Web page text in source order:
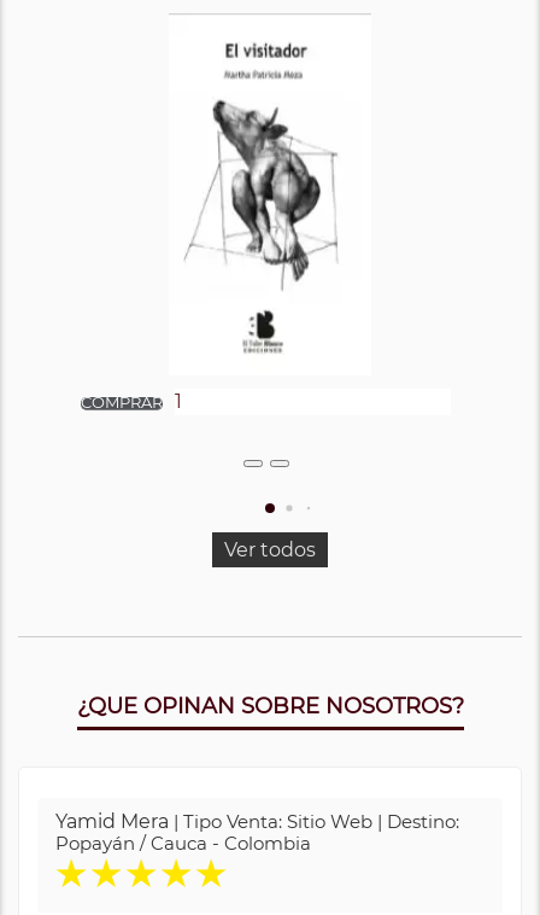
Ver todos
¿QUE OPINAN SOBRE NOSOTROS?
Yamid Mera | Tipo Venta: Sitio Web | Destino:
Popayán / Cauca - Colombia
★★★★★